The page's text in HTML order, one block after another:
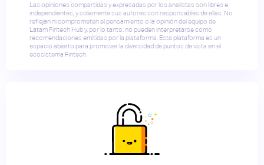
Las opiniones compartidas y expresadas por los analistas son libres e
independientes, y solamente sus autores son responsables de ellas. No
reflejan ni comprometen el pensamiento o la opinión del equipo de
Latam Fintech Hub y, por lo tanto, no pueden interpretarse como
recomendaciones emitidas por la plataforma. Esta plataforma es un
espacio abierto para promover la diversidad de puntos de vista en el
ecosistema Fintech.